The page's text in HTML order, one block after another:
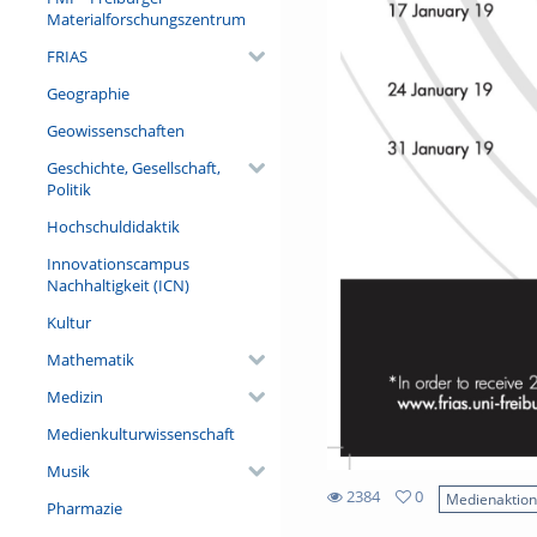
Materialforschungszentrum
FRIAS
Geographie
Geowissenschaften
Geschichte, Gesellschaft,
Politik
Hochschuldidaktik
Innovationscampus
Nachhaltigkeit (ICN)
Kultur
Mathematik
Medizin
Medienkulturwissenschaft
Musik
Pharmazie
2384
0